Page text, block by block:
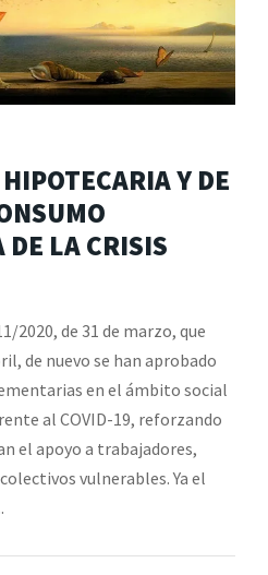
Y DE
DE LA CRISIS
2020, de 31 de marzo, que
de nuevo se han aprobado
en el ámbito social
al COVID-19, reforzando
el apoyo a trabajadores,
vulnerables. Ya el